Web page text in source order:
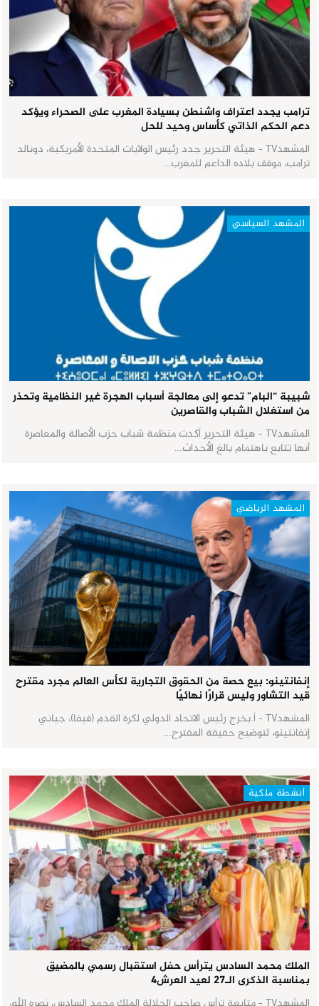
ترامب يجدد اعتراف واشنطن بسيادة المغرب على الصحراء ويؤكد
دعم الحكم الذاتي كأساس وحيد للحل
المشهدTV - هيئة التحرير جدد رئيس الولايات المتحدة الأمريكية، دونالد
ترامب، موقف بلاده الداعم للمغرب…
المشهد السياسي
شبيبة “البام” تدعو إلى معالجة أسباب الهجرة غير النظامية وتحذر
من استغلال الشباب والقاصرين
المشهدTV - هيئة التحرير أكدت منظمة شباب حزب الأصالة والمعاصرة
أنها تتابع باهتمام بالغ الأحداث…
المشهد الرياضي
إنفانتينو: بيع حصة من الحقوق التجارية لكأس العالم مجرد مقترح
قيد التشاور وليس قرارًا نهائيًا
المشهدTV - أ.بخرج رئيس الاتحاد الدولي لكرة القدم (فيفا)، جياني
إنفانتينو، لتوضيح حقيقة المقترح…
أنشطة ملكية
الملك محمد السادس يترأس حفل استقبال رسمي بالمضيق
بمناسبة الذكرى الـ27 لعيد العرش٤